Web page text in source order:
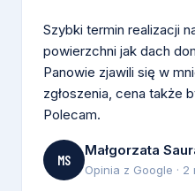
Szybki termin realizacji
powierzchni jak dach
Panowie zjawili się w
zgłoszenia, cena także
Polecam.
MS
Małgorzata
Opinia z Google ·